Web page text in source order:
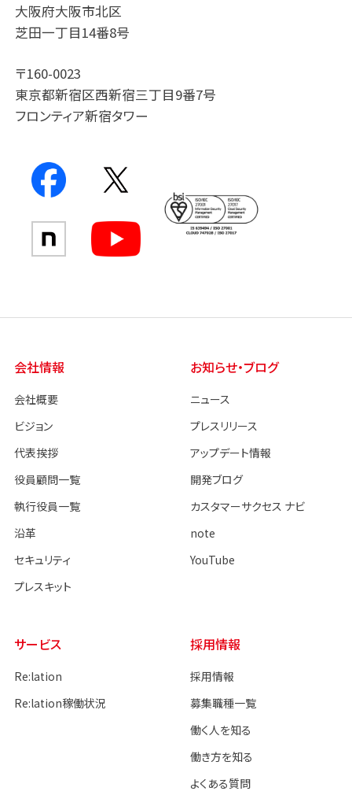
大阪府大阪市北区
芝田一丁目14番8号
〒160-0023
東京都新宿区西新宿三丁目9番7号
フロンティア新宿タワー
会社情報
会社概要
ビジョン
代表挨拶
役員顧問一覧
執行役員一覧
沿革
セキュリティ
プレスキット
お知らせ・ブログ
ニュース
プレスリリース
アップデート情報
開発ブログ
カスタマーサクセス ナビ
note
YouTube
サービス
Re:lation
Re:lation稼働状況
採用情報
採用情報
募集職種一覧
働く人を知る
働き方を知る
よくある質問